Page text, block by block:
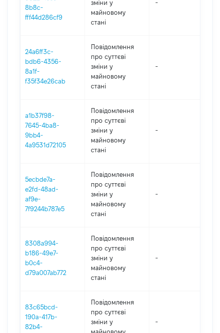
8b8c-
fff44d286cf9
зміни y
майновому
стані
-
24a6ff3c-
bdb6-4356-
8a1f-
f35f34e26cab
Повідомлення
про суттєві
зміни y
майновому
стані
-
a1b37f98-
7645-4ba8-
9bb4-
4a9531d72105
Повідомлення
про суттєві
зміни y
майновому
стані
-
5ecbde7a-
e2fd-48ad-
af9e-
7f9244b787e5
Повідомлення
про суттєві
зміни y
майновому
стані
-
8308a994-
b186-49e7-
b0c4-
d79a007ab772
Повідомлення
про суттєві
зміни y
майновому
стані
-
83c65bcd-
190a-417b-
82b4-
Повідомлення
про суттєві
зміни y
майновому
-